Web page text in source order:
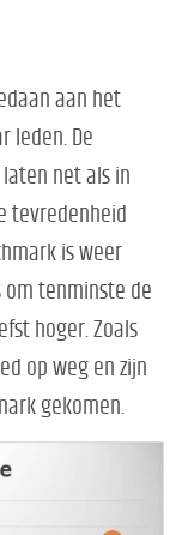
aan het
leden. De
laten net als in
tevredenheid
is weer
om tenminste de
hoger. Zoals
op weg en zijn
gekomen.